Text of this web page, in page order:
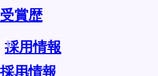
採用情報
受賞歴
採用情報